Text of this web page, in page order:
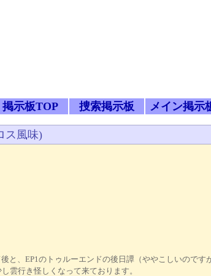
掲示板TOP 捜索掲示板 メイン掲示
ス風味)
、EP1のトゥルーエンドの後日譚（ややこしいのです
雲行き怪しくなって来ております。